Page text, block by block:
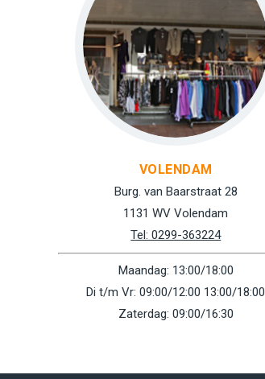
VOLENDAM
Burg. van Baarstraat 28
1131 WV Volendam
Tel: 0299-363224
Maandag: 13:00/18:00
Di t/m Vr: 09:00/12:00 13:00/18:00
Zaterdag: 09:00/16:30